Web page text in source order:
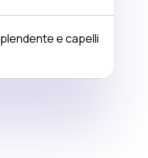
e capelli